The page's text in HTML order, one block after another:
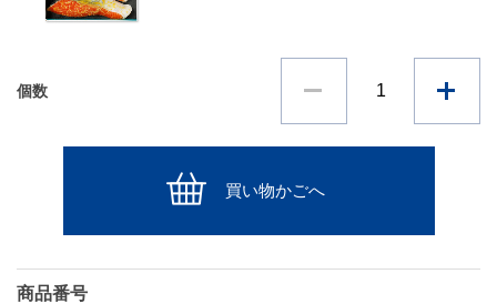
個数
買い物かごへ
商品番号